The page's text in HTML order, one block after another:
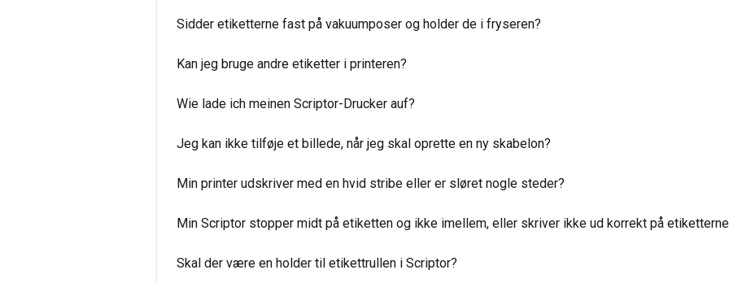
Sidder etiketterne fast på vakuumposer og holder de i fryseren?
Kan jeg bruge andre etiketter i printeren?
Wie lade ich meinen Scriptor-Drucker auf?
Jeg kan ikke tilføje et billede, når jeg skal oprette en ny skabelon?
Min printer udskriver med en hvid stribe eller er sløret nogle steder?
Min Scriptor stopper midt på etiketten og ikke imellem, eller skriver ikke ud korrekt på
Skal der være en holder til etikettrullen i Scriptor?